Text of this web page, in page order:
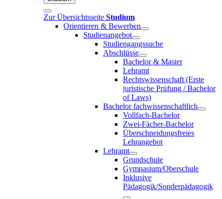
Zur Übersichtsseite Studium
Orientieren & Bewerben
Studienangebot
Studiengangssuche
Abschlüsse
Bachelor & Master
Lehramt
Rechtswissenschaft (Erste
juristische Prüfung / Bachelor
of Laws)
Bachelor fachwissenschaftlich
Vollfach-Bachelor
Zwei-Fächer-Bachelor
Überschneidungsfreies
Lehrangebot
Lehramt
Grundschule
Gymnasium/Oberschule
Inklusive
Pädagogik/Sonderpädagogik